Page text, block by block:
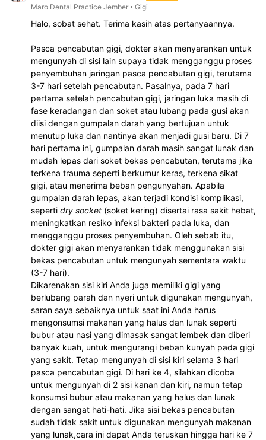
Maro Dental Practice Jember
Gigi
Halo, sobat sehat. Terima kasih atas pertanyaannya.
Pasca pencabutan gigi, dokter akan menyarankan untuk
mengunyah di sisi lain supaya tidak mengganggu proses
penyembuhan jaringan pasca pencabutan gigi, terutama
3-7 hari setelah pencabutan. Pasalnya, pada 7 hari
pertama setelah pencabutan gigi, jaringan luka masih di
fase keradangan dan soket atau lubang pada gusi akan
diisi dengan gumpalan darah yang bertujuan untuk
menutup luka dan nantinya akan menjadi gusi baru. Di 7
hari pertama ini, gumpalan darah masih sangat lunak dan
mudah lepas dari soket bekas pencabutan, terutama jika
terkena trauma seperti berkumur keras, terkena sikat
gigi, atau menerima beban pengunyahan. Apabila
gumpalan darah lepas, akan terjadi kondisi komplikasi,
seperti dry socket (soket kering) disertai rasa sakit hebat,
meningkatkan resiko infeksi bakteri pada luka, dan
mengganggu proses penyembuhan. Oleh sebab itu,
dokter gigi akan menyarankan tidak menggunakan sisi
bekas pencabutan untuk mengunyah sementara waktu
(3-7 hari).
Dikarenakan sisi kiri Anda juga memiliki gigi yang
berlubang parah dan nyeri untuk digunakan mengunyah,
saran saya sebaiknya untuk saat ini Anda harus
mengonsumsi makanan yang halus dan lunak seperti
bubur atau nasi yang dimasak sangat lembek dan diberi
banyak kuah, untuk mengurangi beban kunyah pada gigi
yang sakit. Tetap mengunyah di sisi kiri selama 3 hari
pasca pencabutan gigi. Di hari ke 4, silahkan dicoba
untuk mengunyah di 2 sisi kanan dan kiri, namun tetap
konsumsi bubur atau makanan yang halus dan lunak
dengan sangat hati-hati. Jika sisi bekas pencabutan
sudah tidak sakit untuk digunakan mengunyah makanan
yang lunak,cara ini dapat Anda teruskan hingga hari ke 7